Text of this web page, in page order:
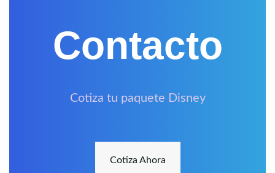
Contacto
Cotiza tu paquete Disney
Cotiza Ahora